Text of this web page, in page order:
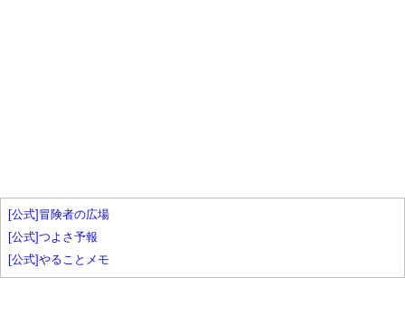
[公式]冒険者の広場
[公式]つよさ予報
[公式]やることメモ